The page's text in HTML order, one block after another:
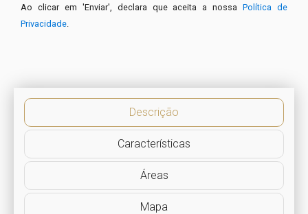
Ao clicar em 'Enviar', declara que aceita a nossaPolítica de
Privacidade
Descrição
Características
Áreas
Mapa